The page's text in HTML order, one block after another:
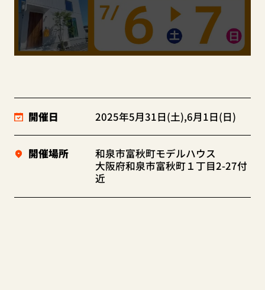
開催日 2025年5月31日(土),6月1日(日)
開催場所
和泉市富秋町モデルハウス
大阪府和泉市富秋町１丁目2-27付
近